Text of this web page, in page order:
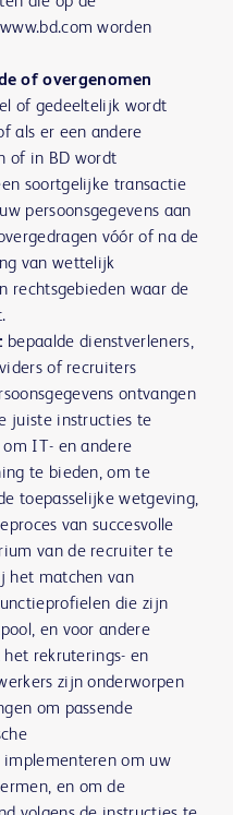
worden
of overgenomen
of gedeeltelijk wordt
als er een andere
of in BD wordt
soortgelijke transactie
persoonsgegevens aan
vóór of na de
van wettelijk
rechtsgebieden waar de
bepaalde dienstverleners,
of recruiters
ontvangen
juiste instructies te
IT- en andere
te bieden, om te
toepasselijke wetgeving,
van succesvolle
van de recruiter te
het matchen van
die zijn
en voor andere
rekruterings- en
zijn onderworpen
om passende
om uw
en om de